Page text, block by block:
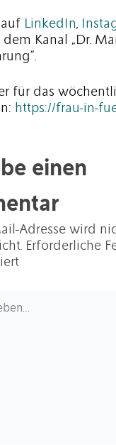
LinkedIn,
dem Kanal „Dr.
für das
https://frau-in-
einen
Adresse wird
Erforderliche